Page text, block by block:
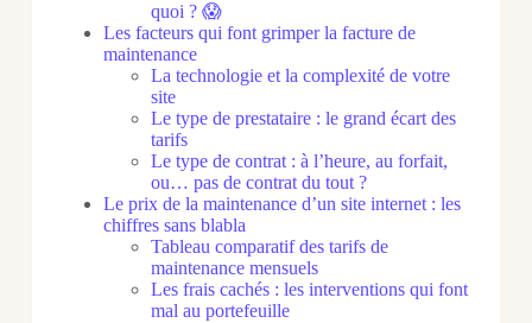
quoi ? 😱
Les facteurs qui font grimper la facture de
maintenance
La technologie et la complexité de votre
site
Le type de prestataire : le grand écart des
tarifs
Le type de contrat : à l’heure, au forfait,
ou… pas de contrat du tout ?
Le prix de la maintenance d’un site internet : les
chiffres sans blabla
Tableau comparatif des tarifs de
maintenance mensuels
Les frais cachés : les interventions qui font
mal au portefeuille